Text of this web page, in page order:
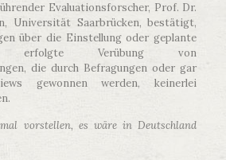
Evaluationsforscher, Prof. Dr.
Universität Saarbrücken, bestätigt,
über die Einstellung oder geplante
erfolgte Verübung von
die durch Befragungen oder gar
gewonnen werden, keinerlei
vorstellen, es wäre in Deutschland